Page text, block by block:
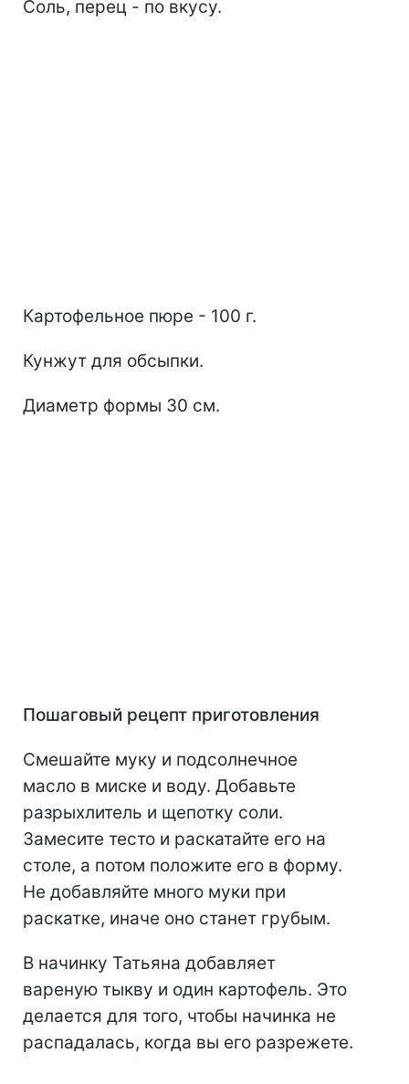
Соль, перец - по вкусу.
Картофельное пюре - 100 г.
Кунжут для обсыпки.
Диаметр формы 30 см.
Пошаговый рецепт приготовления
Смешайте муку и подсолнечное
масло в миске и воду. Добавьте
разрыхлитель и щепотку соли.
Замесите тесто и раскатайте его на
столе, а потом положите его в форму.
Не добавляйте много муки при
раскатке, иначе оно станет грубым.
В начинку Татьяна добавляет
вареную тыкву и один картофель. Это
делается для того, чтобы начинка не
распадалась, когда вы его разрежете.